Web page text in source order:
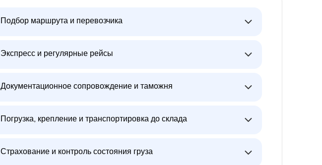
Подбор маршрута и перевозчика
Экспресс и регулярные рейсы
Документационное сопровождение и таможня
Погрузка, крепление и транспортировка до склада
Страхование и контроль состояния груза